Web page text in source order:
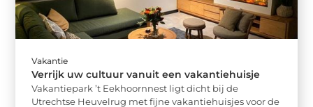
Vakantie
Verrijk uw cultuur vanuit een vakantiehuisje
Vakantiepark ’t Eekhoornnest ligt dicht bij de
Utrechtse Heuvelrug met fijne vakantiehuisjes voor de